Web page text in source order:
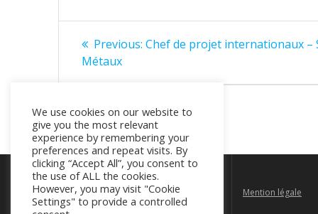
Navigation
de
l’article
Previous: Previous
Chef de projet internationaux –
Métaux
Rue Walcourt 150D, 1070 Bruxelles Mention légale
We use cookies on our website to
give you the most relevant
experience by remembering your
preferences and repeat visits. By
clicking “Accept All”, you consent to
the use of ALL the cookies.
However, you may visit "Cookie
Settings" to provide a controlled